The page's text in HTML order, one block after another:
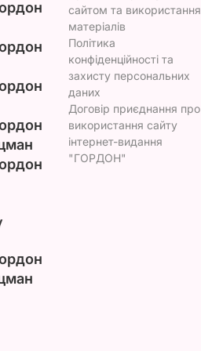
сайтом та використання
матеріалів
Політика
конфіденційності та
захисту персональних
даних
Договір приєднання про
використання сайту
інтернет-видання
"ГОРДОН"